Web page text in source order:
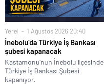
Yerel 1 Ağustos 2026 20:40
İnebolu’da Türkiye İş Bankası
şubesi kapanacak
Kastamonu'nun İnebolu ilçesinde
Türkiye İş Bankası Şubesi
kapanıyor.